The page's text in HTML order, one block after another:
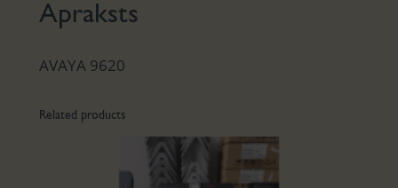
Apraksts
AVAYA 9620
Related products